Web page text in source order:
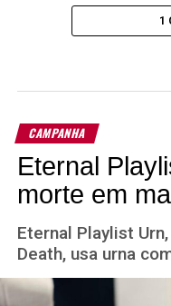
1
CAMPANHA
Eternal
morte em
Eternal Playlist
Death, usa urna